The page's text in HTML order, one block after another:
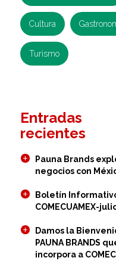
Cultura
Turismo
Entradas
recientes
Pauna Brands
negocios con
Boletín
COMECUAMEX-
Damos la
PAUNA BRANDS
incorpora a